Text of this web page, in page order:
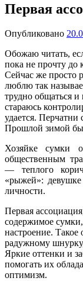
Первая
Опубликовано
Обожаю читать,
пока не прочту до
Сейчас же просто
люблю так
трудно общаться и
стараюсь
удается.
Прошлой зимой
Хозяйке сумки
общественным
— теплого
«рыжей»:
личности.
Первая
содержимое
настроение. Такое
радужному
Яркие оттенки и
помогать их
оптимизм.